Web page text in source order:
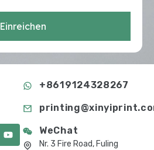
Einreichen
+8619124328267
WeChat
Nr. 3 Fire Road, Fuling